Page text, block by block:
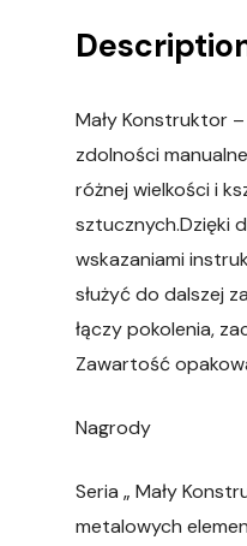
Mały Konstruktor
zdolności
różnej wielkości i
sztucznych.Dzięki
wskazaniami
służyć do dalszej
łączy pokolenia,
Zawartość
Nagrody
Seria „ Mały
metalowych